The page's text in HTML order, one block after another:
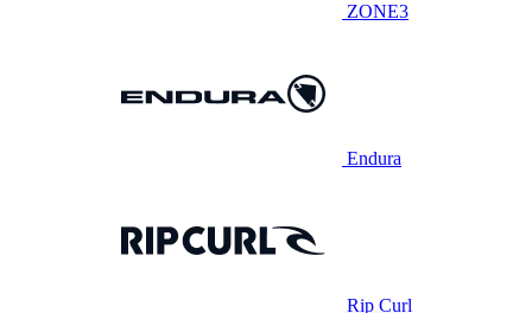
ZONE3
Endura
Rip Curl